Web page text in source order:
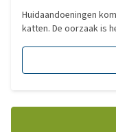
Huidaandoeningen
katten. De oorzaak is
blogartikel worden de
huidproblemen